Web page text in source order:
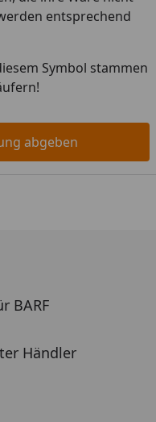
entsprechend
Symbol stammen
abgeben
BARF
Händler